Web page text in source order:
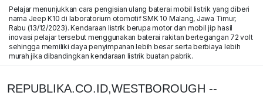
Pelajar menunjukkan cara pengisian ulang baterai mobil listrik yang diberi
nama Jeep K10 di laboratorium otomotif SMK 10 Malang, Jawa Timur,
Rabu (13/12/2023). Kendaraan listrik berupa motor dan mobil jip hasil
inovasi pelajar tersebut menggunakan baterai rakitan bertegangan 72 volt
sehingga memiliki daya penyimpanan lebih besar serta berbiaya lebih
murah jika dibandingkan kendaraan listrik buatan pabrik.
REPUBLIKA.CO.ID,WESTBOROUGH --